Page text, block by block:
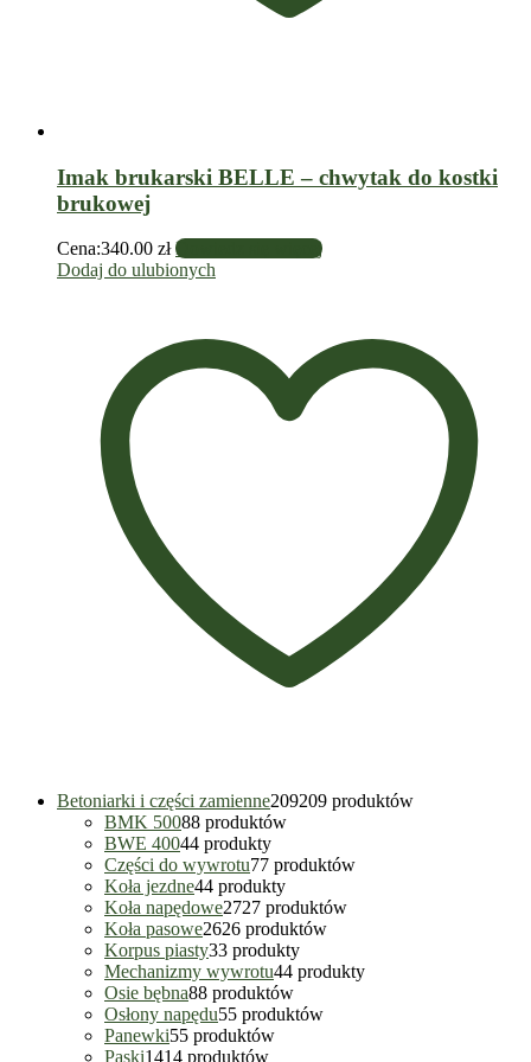
Imak brukarski BELLE – chwytak do kostki
brukowej
Cena:340.00 zł Dowiedz się więcej
Dodaj do ulubionych
Betoniarki i części zamienne209209 produktów
BMK 50088 produktów
BWE 40044 produkty
Części do wywrotu77 produktów
Koła jezdne44 produkty
Koła napędowe2727 produktów
Koła pasowe2626 produktów
Korpus piasty33 produkty
Mechanizmy wywrotu44 produkty
Osie bębna88 produktów
Osłony napędu55 produktów
Panewki55 produktów
Paski1414 produktów